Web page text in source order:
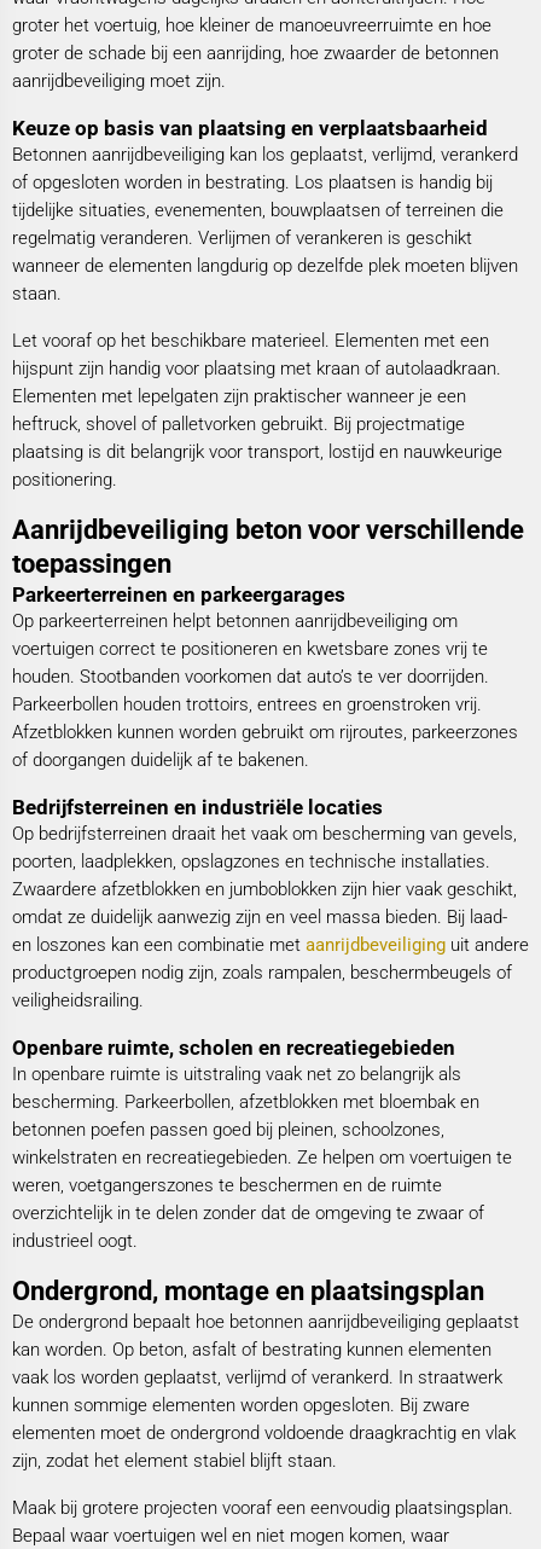
groter het voertuig, hoe kleiner de manoeuvreerruimte en hoe
groter de schade bij een aanrijding, hoe zwaarder de betonnen
aanrijdbeveiliging moet zijn.
Keuze op basis van plaatsing en verplaatsbaarheid
Betonnen aanrijdbeveiliging kan los geplaatst, verlijmd, verankerd
of opgesloten worden in bestrating. Los plaatsen is handig bij
tijdelijke situaties, evenementen, bouwplaatsen of terreinen die
regelmatig veranderen. Verlijmen of verankeren is geschikt
wanneer de elementen langdurig op dezelfde plek moeten blijven
staan.
Let vooraf op het beschikbare materieel. Elementen met een
hijspunt zijn handig voor plaatsing met kraan of autolaadkraan.
Elementen met lepelgaten zijn praktischer wanneer je een
heftruck, shovel of palletvorken gebruikt. Bij projectmatige
plaatsing is dit belangrijk voor transport, lostijd en nauwkeurige
positionering.
Aanrijdbeveiliging beton voor verschillende
toepassingen
Parkeerterreinen en parkeergarages
Op parkeerterreinen helpt betonnen aanrijdbeveiliging om
voertuigen correct te positioneren en kwetsbare zones vrij te
houden. Stootbanden voorkomen dat auto’s te ver doorrijden.
Parkeerbollen houden trottoirs, entrees en groenstroken vrij.
Afzetblokken kunnen worden gebruikt om rijroutes, parkeerzones
of doorgangen duidelijk af te bakenen.
Bedrijfsterreinen en industriële locaties
Op bedrijfsterreinen draait het vaak om bescherming van gevels,
poorten, laadplekken, opslagzones en technische installaties.
Zwaardere afzetblokken en jumboblokken zijn hier vaak geschikt,
omdat ze duidelijk aanwezig zijn en veel massa bieden. Bij laad-
en loszones kan een combinatie met aanrijdbeveiliginguit andere
productgroepen nodig zijn, zoals rampalen, beschermbeugels of
veiligheidsrailing.
Openbare ruimte, scholen en recreatiegebieden
In openbare ruimte is uitstraling vaak net zo belangrijk als
bescherming. Parkeerbollen, afzetblokken met bloembak en
betonnen poefen passen goed bij pleinen, schoolzones,
winkelstraten en recreatiegebieden. Ze helpen om voertuigen te
weren, voetgangerszones te beschermen en de ruimte
overzichtelijk in te delen zonder dat de omgeving te zwaar of
industrieel oogt.
Ondergrond, montage en plaatsingsplan
De ondergrond bepaalt hoe betonnen aanrijdbeveiliging geplaatst
kan worden. Op beton, asfalt of bestrating kunnen elementen
vaak los worden geplaatst, verlijmd of verankerd. In straatwerk
kunnen sommige elementen worden opgesloten. Bij zware
elementen moet de ondergrond voldoende draagkrachtig en vlak
zijn, zodat het element stabiel blijft staan.
Maak bij grotere projecten vooraf een eenvoudig plaatsingsplan.
Bepaal waar voertuigen wel en niet mogen komen, waar